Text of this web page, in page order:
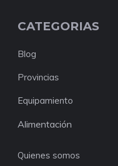
CATEGORIAS
Blog
Provincias
Equipamiento
Alimentación
Quienes somos